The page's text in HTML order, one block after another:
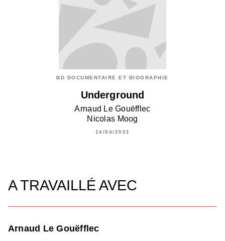
BD DOCUMENTAIRE ET BIOGRAPHIE
Underground
Arnaud Le Gouëfflec
Nicolas Moog
14/04/2021
A TRAVAILLÉ AVEC
Arnaud Le Gouëfflec